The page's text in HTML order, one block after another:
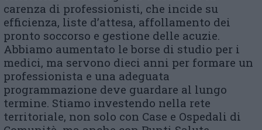
carenza di professionisti, che incide su
efficienza, liste d’attesa, affollamento dei
pronto soccorso e gestione delle acuzie.
Abbiamo aumentato le borse di studio per i
medici, ma servono dieci anni per formare un
professionista e una adeguata
programmazione deve guardare al lungo
termine. Stiamo investendo nella rete
territoriale, non solo con Case e Ospedali di